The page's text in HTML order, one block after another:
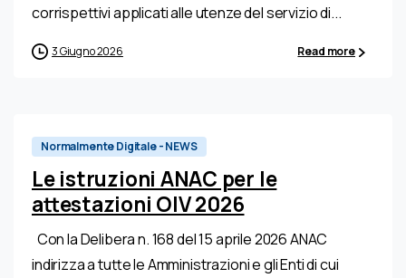
corrispettivi applicati alle utenze del servizio di...
3 Giugno 2026 Read more
Normalmente Digitale - NEWS
Le istruzioni ANAC per le
attestazioni OIV 2026
Con la Delibera n. 168 del 15 aprile 2026 ANAC
indirizza a tutte le Amministrazioni e gli Enti di cui